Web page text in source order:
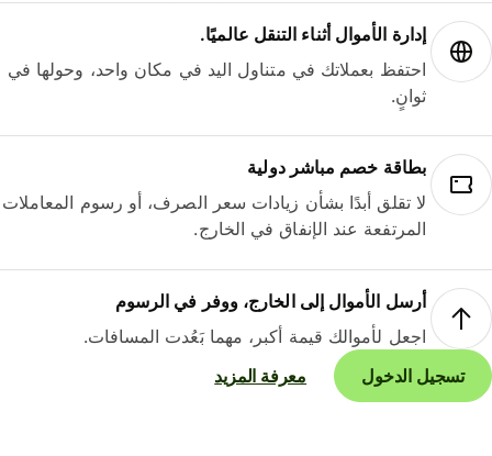
إدارة الأموال أثناء التنقل عالميًا.
احتفظ بعملاتك في متناول اليد في مكان واحد، وحولها في
ثوانٍ.
بطاقة خصم مباشر دولية
لا تقلق أبدًا بشأن زيادات سعر الصرف، أو رسوم المعاملات
المرتفعة عند الإنفاق في الخارج.
أرسل الأموال إلى الخارج، ووفر في الرسوم
اجعل لأموالك قيمة أكبر، مهما بَعُدت المسافات.
تسجيل الدخول
معرفة المزيد